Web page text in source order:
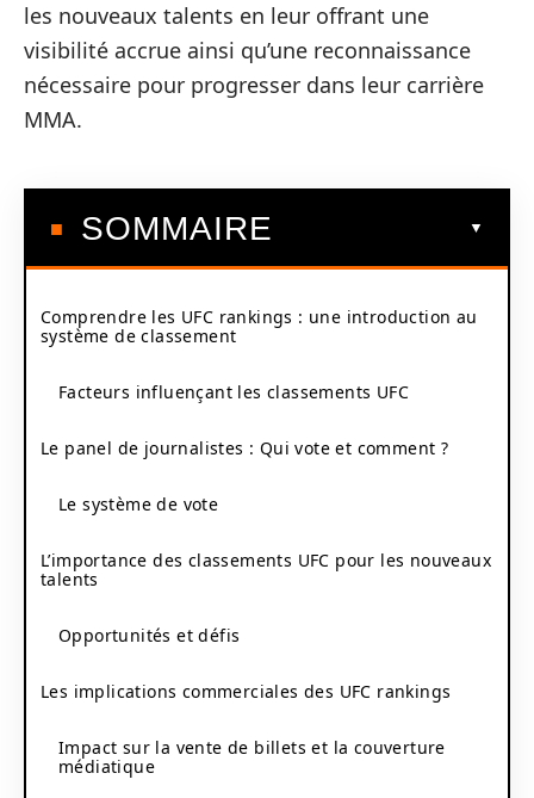
les nouveaux talents en leur offrant une
visibilité accrue ainsi qu’une reconnaissance
nécessaire pour progresser dans leur carrière
MMA.
SOMMAIRE
Comprendre les UFC rankings : une introduction au
système de classement
Facteurs influençant les classements UFC
Le panel de journalistes : Qui vote et comment ?
Le système de vote
L’importance des classements UFC pour les nouveaux
talents
Opportunités et défis
Les implications commerciales des UFC rankings
Impact sur la vente de billets et la couverture
médiatique